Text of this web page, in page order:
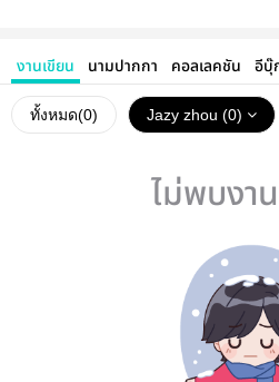
งานเขียน นามปากกา คอลเลคชัน อีบุ๊
ทั้งหมด(0) Jazy zhou (0)
ไม่พบงา